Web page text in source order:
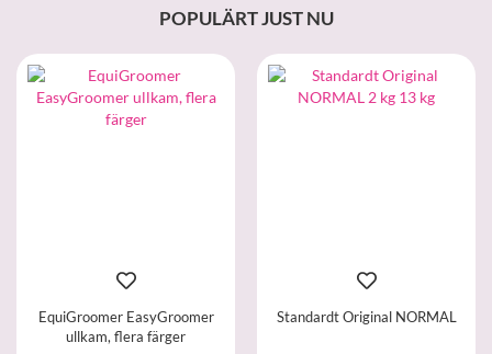
POPULÄRT JUST NU
EquiGroomer EasyGroomer
ullkam, flera färger
Standardt Original NORMAL